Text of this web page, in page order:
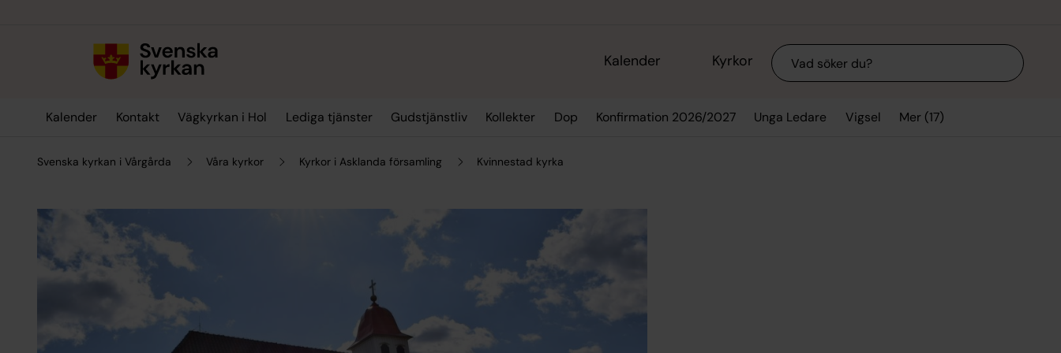
Kalender Kyrkor Sök
Kalender Kontakt Vägkyrkan i Hol Lediga tjänster Gudstjänstliv Kollekter Dop Konfirmation 2026/2027 Unga Ledare Vigsel Mer (17)
Svenska kyrkan i Vårgårda Våra kyrkor Kyrkor i Asklanda församling Kvinnestad kyrka